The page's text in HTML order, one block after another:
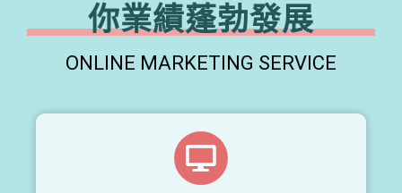
你業績蓬勃發展
ONLINE MARKETING SERVICE